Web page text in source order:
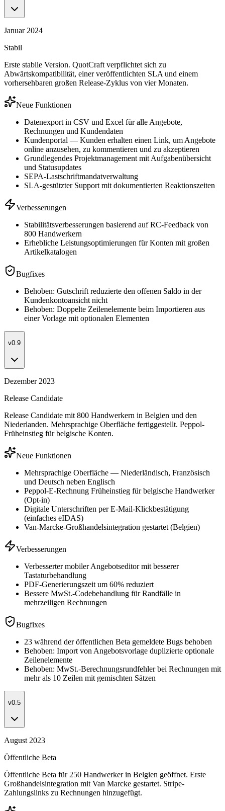
Januar 2024
Stabil
Erste stabile Version. QuotCraft verpflichtet sich zu
Abwärtskompatibilität, einer veröffentlichten SLA und einem
vorhersehbaren großen Release-Zyklus von vier Monaten.
Neue Funktionen
Datenexport in CSV und Excel für alle Angebote,
Rechnungen und Kundendaten
Kundenportal — Kunden erhalten einen Link, um Angebote
online anzusehen, zu kommentieren und zu akzeptieren
Grundlegendes Projektmanagement mit Aufgabenübersicht
und Statusupdates
SEPA-Lastschriftmandatverwaltung
SLA-gestützter Support mit dokumentierten Reaktionszeiten
Verbesserungen
Stabilitätsverbesserungen basierend auf RC-Feedback von
800 Handwerkern
Erhebliche Leistungsoptimierungen für Konten mit großen
Artikelkatalogen
Bugfixes
Behoben: Gutschrift reduzierte den offenen Saldo in der
Kundenkontoansicht nicht
Behoben: Doppelte Zeilenelemente beim Importieren aus
einer Vorlage mit optionalen Elementen
v0.9
Dezember 2023
Release Candidate
Release Candidate mit 800 Handwerkern in Belgien und den
Niederlanden. Mehrsprachige Oberfläche fertiggestellt. Peppol-
Früheinstieg für belgische Konten.
Neue Funktionen
Mehrsprachige Oberfläche — Niederländisch, Französisch
und Deutsch neben Englisch
Peppol-E-Rechnung Früheinstieg für belgische Handwerker
(Opt-in)
Digitale Unterschriften per E-Mail-Klickbestätigung
(einfaches eIDAS)
Van-Marcke-Großhandelsintegration gestartet (Belgien)
Verbesserungen
Verbesserter mobiler Angebotseditor mit besserer
Tastaturbehandlung
PDF-Generierungszeit um 60% reduziert
Bessere MwSt.-Codebehandlung für Randfälle in
mehrzeiligen Rechnungen
Bugfixes
23 während der öffentlichen Beta gemeldete Bugs behoben
Behoben: Import von Angebotsvorlage duplizierte optionale
Zeilenelemente
Behoben: MwSt.-Berechnungsrundfehler bei Rechnungen mit
mehr als 10 Zeilen mit gemischten Sätzen
v0.5
August 2023
Öffentliche Beta
Öffentliche Beta für 250 Handwerker in Belgien geöffnet. Erste
Großhandelsintegration mit Van Marcke gestartet. Stripe-
Zahlungslinks zu Rechnungen hinzugefügt.